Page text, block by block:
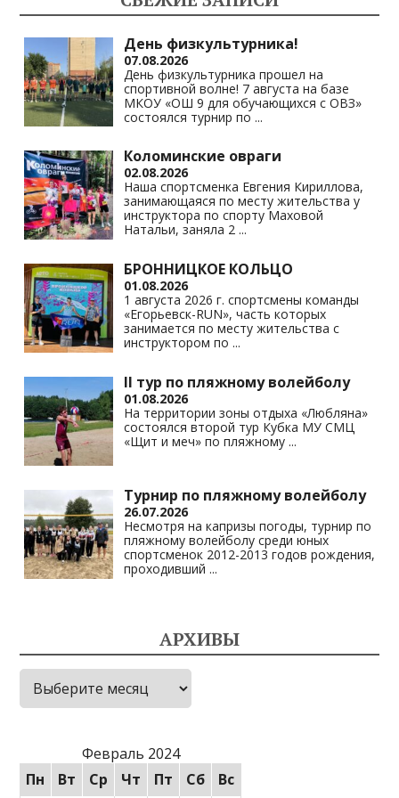
as
s
ni
ki
m p
p
n
k
День физкультурника!
07.08.2026
День физкультурника прошел на
спортивной волне! 7 августа на базе
МКОУ «ОШ 9 для обучающихся с ОВЗ»
состоялся турнир по ...
Коломинские овраги
02.08.2026
Наша спортсменка Евгения Кириллова,
занимающаяся по месту жительства у
инструктора по спорту Маховой
Натальи, заняла 2 ...
БРОННИЦКОЕ КОЛЬЦО
01.08.2026
1 августа 2026 г. спортсмены команды
«Егорьевск-RUN», часть которых
занимается по месту жительства с
инструктором по ...
II тур по пляжному волейболу
01.08.2026
На территории зоны отдыха «Любляна»
состоялся второй тур Кубка МУ СМЦ
«Щит и меч» по пляжному ...
Турнир по пляжному волейболу
26.07.2026
Несмотря на капризы погоды, турнир по
пляжному волейболу среди юных
спортсменок 2012-2013 годов рождения,
проходивший ...
АРХИВЫ
Архивы
Февраль 2024
Пн
Вт Ср Чт Пт Сб Вс